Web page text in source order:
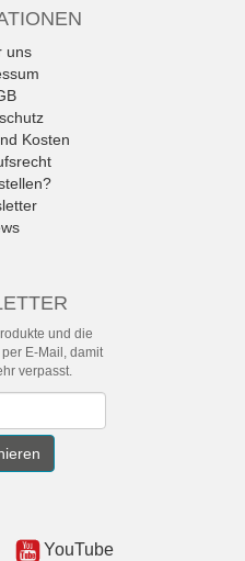
uns
Kosten
und die
E-Mail, damit
verpasst.
YouTube